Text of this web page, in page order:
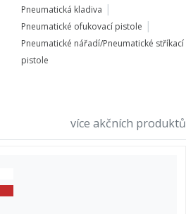
Pneumatická kladiva
Pneumatické ofukovací pistole
Pneumatické nářadí/Pneumatické stříkací
pistole
více akčních produktů